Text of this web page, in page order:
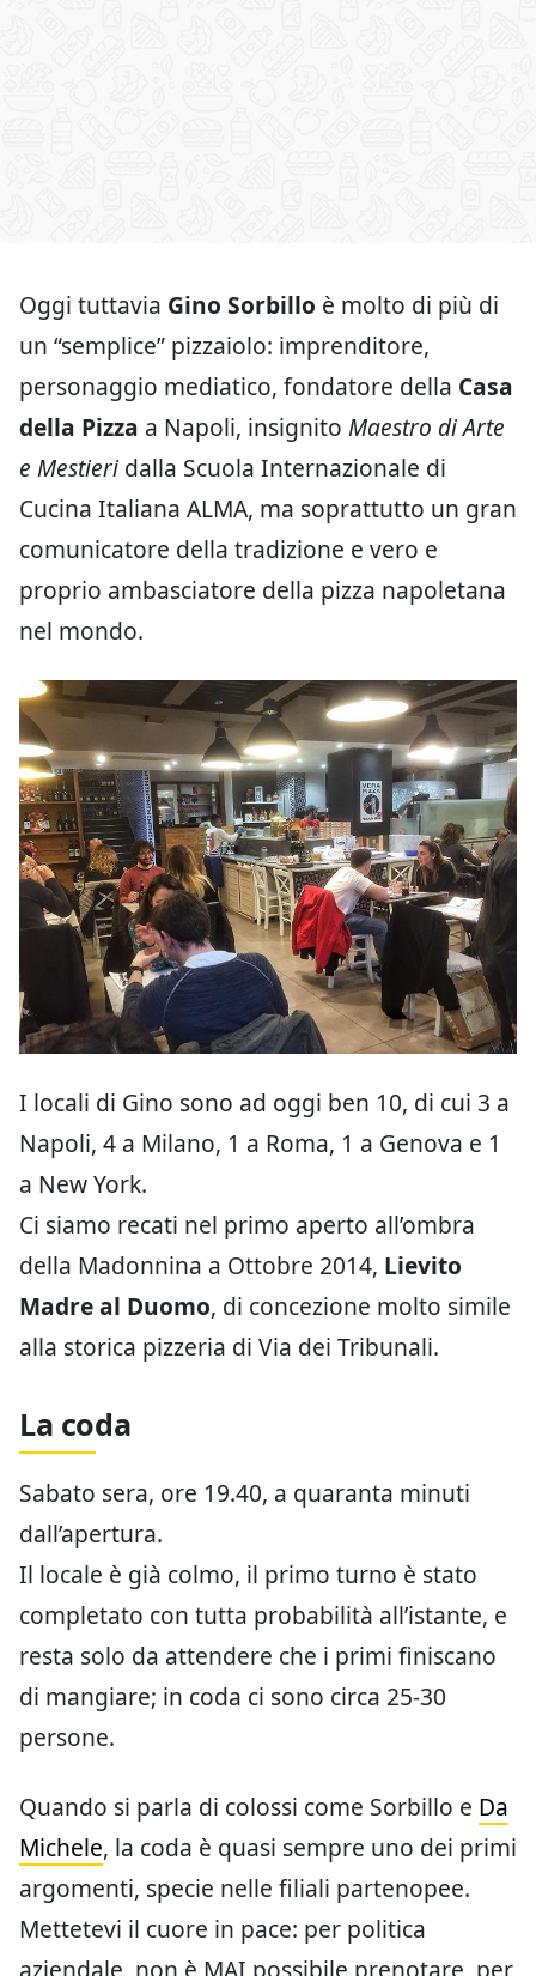
Oggi tuttavia Gino Sorbillo è molto di più di
un “semplice” pizzaiolo: imprenditore,
personaggio mediatico, fondatore della Casa
della Pizza a Napoli, insignito Maestro di Arte
e Mestieri dalla Scuola Internazionale di
Cucina Italiana ALMA, ma soprattutto un gran
comunicatore della tradizione e vero e
proprio ambasciatore della pizza napoletana
nel mondo.
I locali di Gino sono ad oggi ben 10, di cui 3 a
Napoli, 4 a Milano, 1 a Roma, 1 a Genova e 1
a New York.
Ci siamo recati nel primo aperto all’ombra
della Madonnina a Ottobre 2014, Lievito
Madre al Duomo, di concezione molto simile
alla storica pizzeria di Via dei Tribunali.
La coda
Sabato sera, ore 19.40, a quaranta minuti
dall’apertura.
Il locale è già colmo, il primo turno è stato
completato con tutta probabilità all’istante, e
resta solo da attendere che i primi finiscano
di mangiare; in coda ci sono circa 25-30
persone.
Quando si parla di colossi come Sorbillo e Da
Michele, la coda è quasi sempre uno dei primi
argomenti, specie nelle filiali partenopee.
Mettetevi il cuore in pace: per politica
aziendale, non è MAI possibile prenotare, per